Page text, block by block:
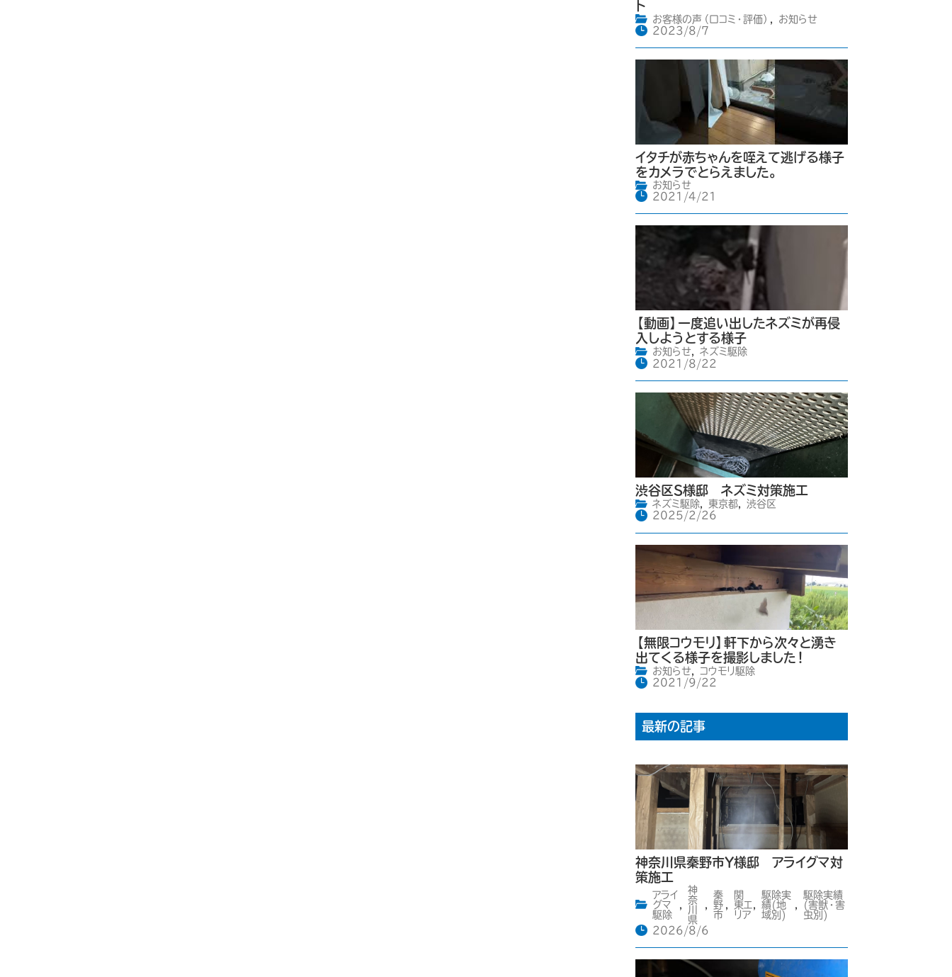
ト
お客様の声（口コミ・評価）
お知らせ
2023/8/7
イタチが赤ちゃんを咥えて逃げる様子
をカメラでとらえました。
お知らせ
2021/4/21
【動画】一度追い出したネズミが再侵
入しようとする様子
お知らせ,
ネズミ駆除
2021/8/22
渋谷区S様邸 ネズミ対策施工
ネズミ駆除, 東京都,
渋谷区
2025/2/26
【無限コウモリ】軒下から次々と湧き
出てくる様子を撮影しました！
お知らせ,
コウモリ駆除
2021/9/22
最新の記事
神奈川県秦野市Y様邸 アライグマ対
策施工
アライ
グマ
駆除
神
奈
川
県
秦
野
市
関
東エ
リア
駆除実
績(地
域別)
駆除実績
(害獣・害
虫別)
2026/8/6